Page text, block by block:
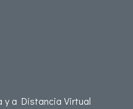
y a Distancia Virtual